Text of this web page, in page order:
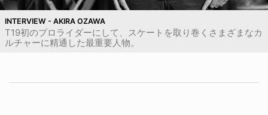
INTERVIEW - AKIRA OZAWA
T19初のプロライダーにして、スケートを取り巻くさまざまなカ
ルチャーに精通した最重要人物。